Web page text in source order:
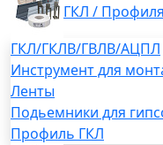
ГКЛ /
ГКЛ/ГКЛВ/ГВЛВ/АЦПЛ
Инструмент для
Ленты
Подьемники для
Профиль ГКЛ